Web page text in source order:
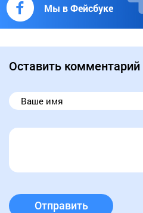
Мы в Фейсбуке
Оставить комментарий
Отправить